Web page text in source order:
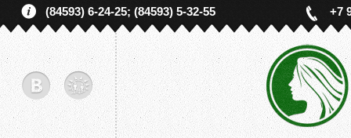
(84593) 6-24-25; (84593) 5-32-55 +7